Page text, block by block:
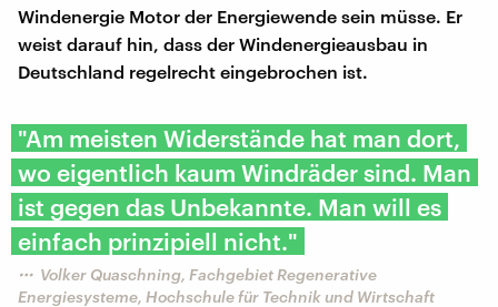
Windenergie Motor der Energiewende sein müsse. Er
weist darauf hin, dass der Windenergieausbau in
Deutschland regelrecht eingebrochen ist.
"Am meisten Widerstände hat man dort,
wo eigentlich kaum Windräder sind. Man
ist gegen das Unbekannte. Man will es
einfach prinzipiell nicht."
Volker Quaschning, Fachgebiet Regenerative
Energiesysteme, Hochschule für Technik und Wirtschaft